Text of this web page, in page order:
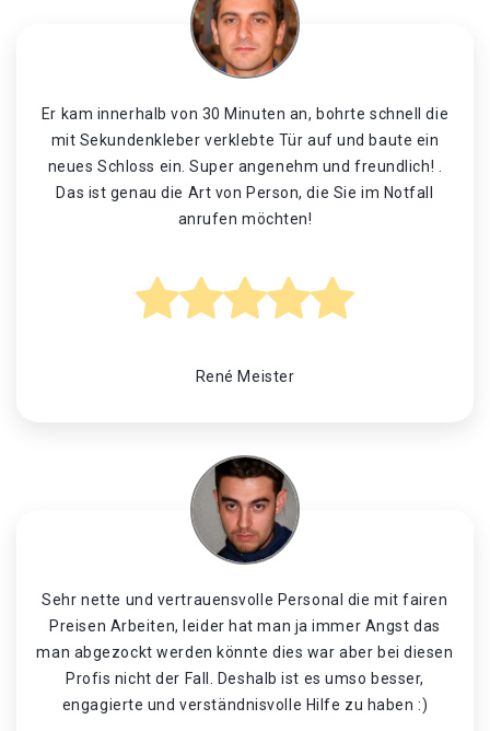
Er kam innerhalb von 30 Minuten an, bohrte schnell die
mit Sekundenkleber verklebte Tür auf und baute ein
neues Schloss ein. Super angenehm und freundlich! .
Das ist genau die Art von Person, die Sie im Notfall
anrufen möchten!
René Meister
Sehr nette und vertrauensvolle Personal die mit fairen
Preisen Arbeiten, leider hat man ja immer Angst das
man abgezockt werden könnte dies war aber bei diesen
Profis nicht der Fall. Deshalb ist es umso besser,
engagierte und verständnisvolle Hilfe zu haben :)